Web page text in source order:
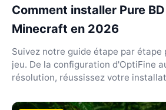
Comment installer Pure
Minecraft en 2026
Suivez notre guide étape par étape
jeu. De la configuration d'OptiFine
résolution, réussissez votre